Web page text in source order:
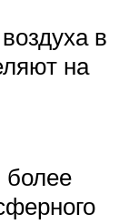
в
на
более